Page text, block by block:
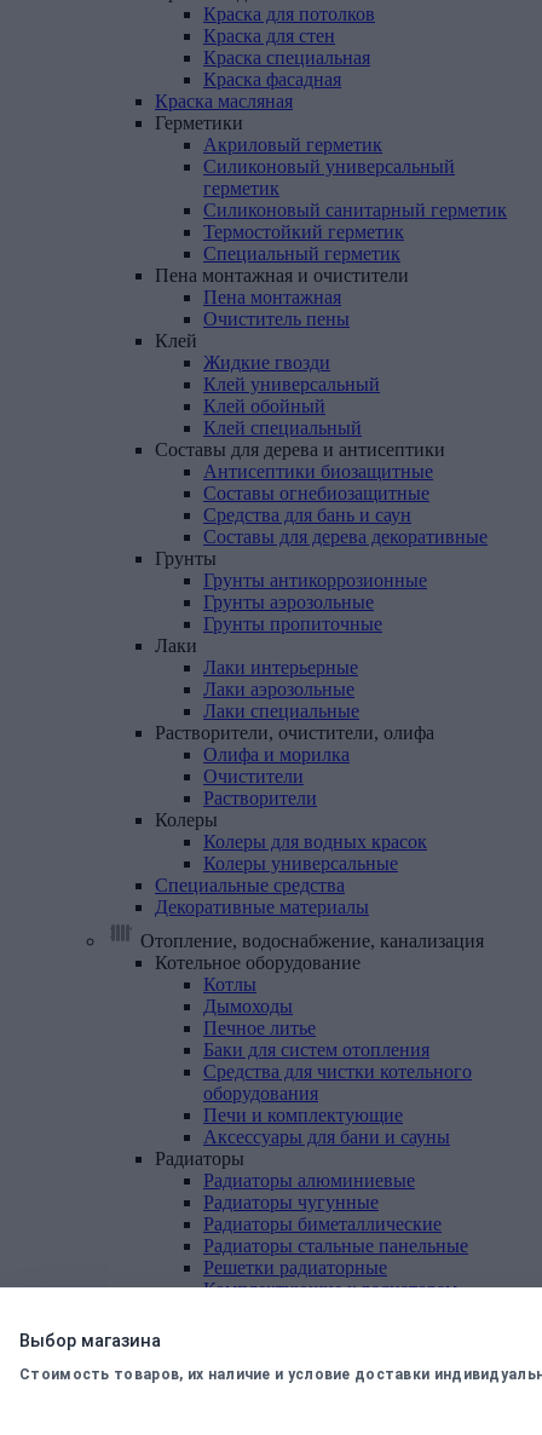
Краска для потолков
Краска для стен
Краска специальная
Краска фасадная
Краска масляная
Герметики
Акриловый герметик
Силиконовый универсальный
герметик
Силиконовый санитарный герметик
Термостойкий герметик
Специальный герметик
Пена монтажная и очистители
Пена монтажная
Очиститель пены
Клей
Жидкие гвозди
Клей универсальный
Клей обойный
Клей специальный
Составы для дерева и антисептики
Антисептики биозащитные
Составы огнебиозащитные
Средства для бань и саун
Составы для дерева декоративные
Грунты
Грунты антикоррозионные
Грунты аэрозольные
Грунты пропиточные
Лаки
Лаки интерьерные
Лаки аэрозольные
Лаки специальные
Растворители, очистители, олифа
Олифа и морилка
Очистители
Растворители
Колеры
Колеры для водных красок
Колеры универсальные
Специальные средства
Декоративные материалы
Отопление, водоснабжение, канализация
Котельное оборудование
Котлы
Дымоходы
Печное литье
Баки для систем отопления
Средства для чистки котельного
оборудования
Печи и комплектующие
Аксессуары для бани и сауны
Радиаторы
Радиаторы алюминиевые
Радиаторы чугунные
Радиаторы биметаллические
Радиаторы стальные панельные
Решетки радиаторные
Комплектующие к радиаторам
Трубы канализационные и фитинги
Выбор магазина
Стоимость товаров, их наличие и условие доставки